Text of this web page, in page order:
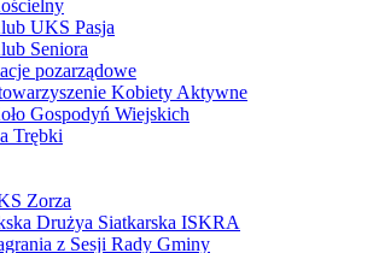
UKS Pasja
Seniora
pozarządowe
Kobiety Aktywne
Gospodyń Wiejskich
Trębki
Zorza
Drużya Siatkarska ISKRA
z Sesji Rady Gminy